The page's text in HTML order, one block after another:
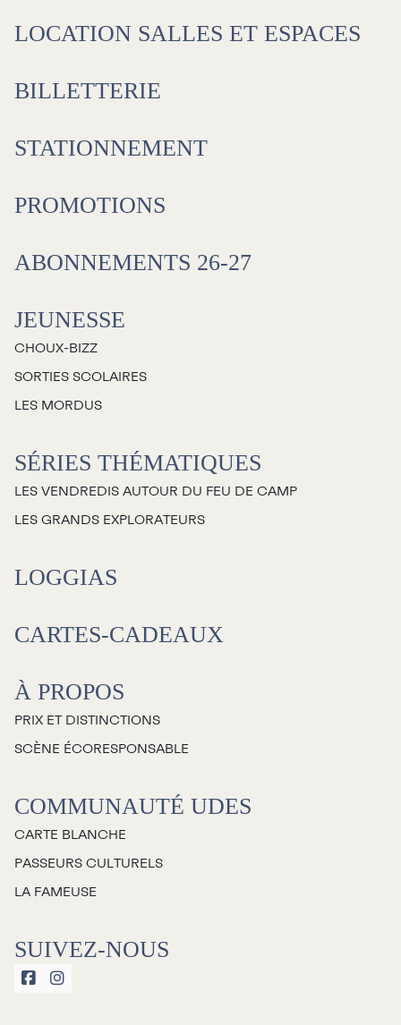
Les vendredis autour du feu de
camp
Carte blanche
La FameUSe
espaces
Loggias
Stationnement
Nous joindre
Emplois
Galerie d’art Antoine-
Sirois
LOCATION SALLES ET ESPACES
BILLETTERIE
STATIONNEMENT
PROMOTIONS
ABONNEMENTS 26-27
JEUNESSE
CHOUX-BIZZ
SORTIES SCOLAIRES
LES MORDUS
SÉRIES THÉMATIQUES
LES VENDREDIS AUTOUR DU FEU DE CAMP
LES GRANDS EXPLORATEURS
LOGGIAS
CARTES-CADEAUX
À PROPOS
PRIX ET DISTINCTIONS
SCÈNE ÉCORESPONSABLE
COMMUNAUTÉ UDES
CARTE BLANCHE
PASSEURS CULTURELS
LA FAMEUSE
SUIVEZ-NOUS
 